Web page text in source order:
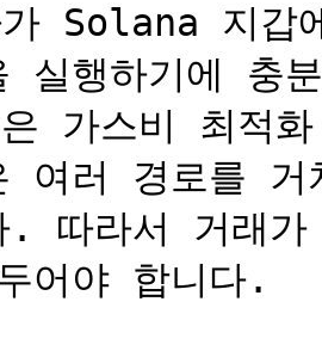
Solana 지갑
실행하기에 충
가스비 최적
여러 경로를
. 따라서 거래
어야 합니다.